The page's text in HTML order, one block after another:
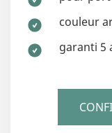
couleur
garanti 5